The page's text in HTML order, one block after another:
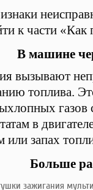
к части
В машине
вызывают
топлива.
в
запах
Больше